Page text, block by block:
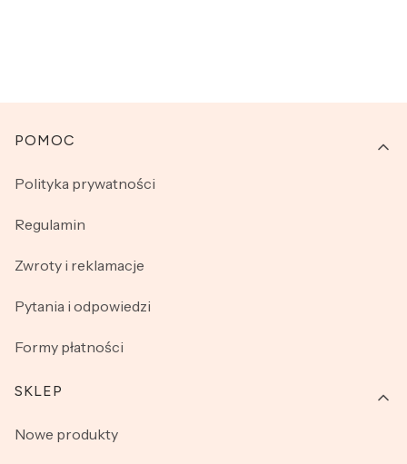
Linki w stopce
POMOC
Polityka prywatności
Regulamin
Zwroty i reklamacje
Pytania i odpowiedzi
Formy płatności
SKLEP
Nowe produkty